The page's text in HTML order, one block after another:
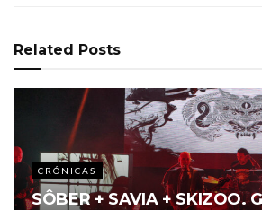
Related Posts
CRÓNICAS
SÔBER + SAVIA + SKIZOO.